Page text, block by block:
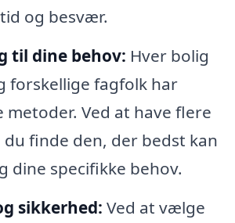
og besvær.
til dine behov: Hver bolig
forskellige fagfolk har
metoder. Ved at have flere
finde den, der bedst kan
dine specifikke behov.
sikkerhed: Ved at vælge